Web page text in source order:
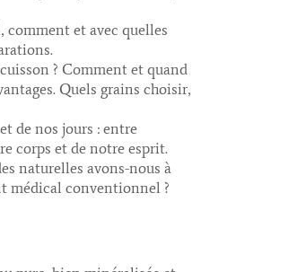
et avec quelles
? Comment et quand
Quels grains choisir,
de nos jours : entre
corps et de notre esprit.
naturelles avons-nous à
médical conventionnel ?